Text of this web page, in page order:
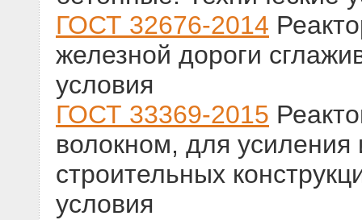
ГОСТ 32676-2014
железной дороги
условия
ГОСТ 33369-2015
волокном, для усиления
строительных
условия